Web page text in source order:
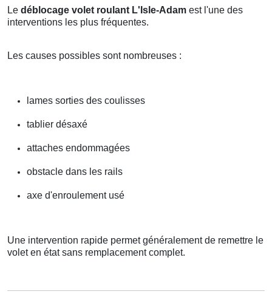
Le déblocage volet roulant L'Isle-Adam est l'une des
interventions les plus fréquentes.
Les causes possibles sont nombreuses :
lames sorties des coulisses
tablier désaxé
attaches endommagées
obstacle dans les rails
axe d'enroulement usé
Une intervention rapide permet généralement de remettre le
volet en état sans remplacement complet.